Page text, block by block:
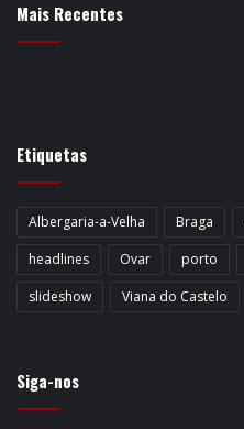
Mais Recentes
Etiquetas
Albergaria-a-Velha Braga
headlines
Ovar porto
slideshow
Viana do Castelo
Siga-nos